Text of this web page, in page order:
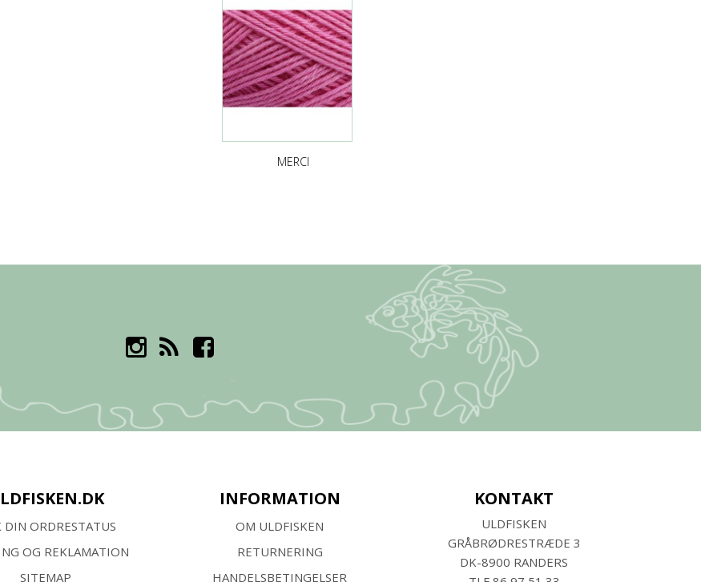
MERCI
DIN ORDRESTATUS
OG REKLAMATION
SITEMAP
INFORMATION
OM ULDFISKEN
RETURNERING
HANDELSBETINGELSER
KONTAKT
ULDFISKEN
GRÅBRØDRESTRÆDE 3
DK-8900 RANDERS